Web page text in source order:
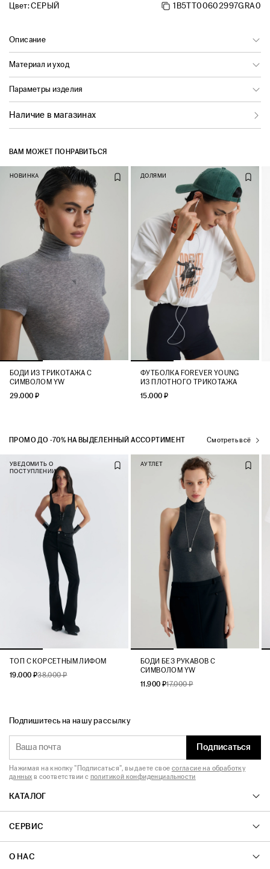
Цвет:СЕРЫЙ 1B5TT00602997GRA0
Описание
Материал и уход
Параметры изделия
Наличие в магазинах
ВАМ МОЖЕТ ПОНРАВИТЬСЯ
НОВИНКА
БОДИ ИЗ ТРИКОТАЖА С
СИМВОЛОМ YW
29.000 ₽
ДОЛЯМИ
ФУТБОЛКА FOREVER YOUNG
ИЗ ПЛОТНОГО ТРИКОТАЖА
15.000 ₽
ПРОМО ДО -70% НА ВЫДЕЛЕННЫЙ АССОРТИМЕНТ Смотреть всё
УВЕДОМИТЬ О
ПОСТУПЛЕНИИ
ТОП С КОРСЕТНЫМ ЛИФОМ
19.000 ₽38.000 ₽
АУТЛЕТ
БОДИ БЕЗ РУКАВОВ С
СИМВОЛОМ YW
11.900 ₽17.000 ₽
КАТАЛОГ
СЕРВИС
О НАС
Подпишитесь на нашу рассылку
Подписаться
Нажимая на кнопку "Подписаться", вы даете свое согласие на обработку
данных в соответствии с политикой конфиденциальности